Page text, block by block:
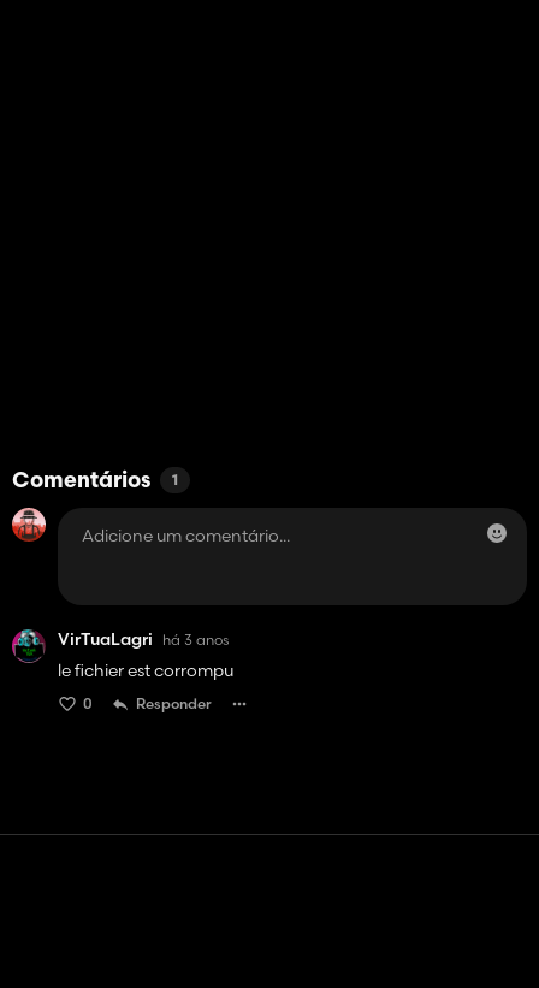
Comentários 1
VirTuaLagri há 3 anos
le fichier est corrompu
0 Responder